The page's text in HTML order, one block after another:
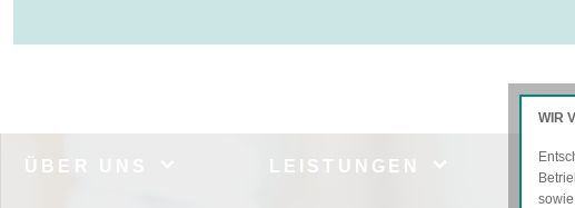
ÜBER UNS LEISTUNGEN
WIR